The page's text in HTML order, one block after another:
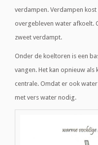
verdampen. Verdampen
overgebleven water afkoelt.
zweet verdampt.
Onder de koeltoren is een
vangen. Het kan opnieuw
centrale. Omdat er ook
met vers water nodig.